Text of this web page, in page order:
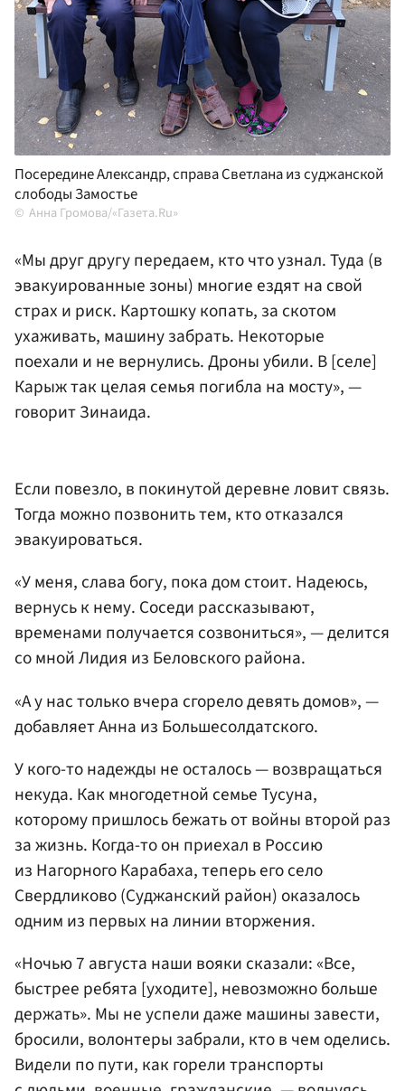
Посередине Александр, справа Светлана из суджанской
слободы Замостье
Анна Громова/«Газета.Ru»
«Мы друг другу передаем, кто что узнал. Туда (в
эвакуированные зоны) многие ездят на свой
страх и риск. Картошку копать, за скотом
ухаживать, машину забрать. Некоторые
поехали и не вернулись. Дроны убили. В [селе]
Карыж так целая семья погибла на мосту», —
говорит Зинаида.
Если повезло, в покинутой деревне ловит связь.
Тогда можно позвонить тем, кто отказался
эвакуироваться.
«У меня, слава богу, пока дом стоит. Надеюсь,
вернусь к нему. Соседи рассказывают,
временами получается созвониться», — делится
со мной Лидия из Беловского района.
«А у нас только вчера сгорело девять домов», —
добавляет Анна из Большесолдатского.
У кого-то надежды не осталось — возвращаться
некуда. Как многодетной семье Тусуна,
которому пришлось бежать от войны второй раз
за жизнь. Когда-то он приехал в Россию
из Нагорного Карабаха, теперь его село
Свердликово (Суджанский район) оказалось
одним из первых на линии вторжения.
«Ночью 7 августа наши вояки сказали: «Все,
быстрее ребята [уходите], невозможно больше
держать». Мы не успели даже машины завести,
бросили, волонтеры забрали, кто в чем оделись.
Видели по пути, как горели транспорты